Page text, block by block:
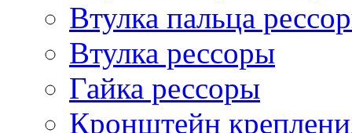
Втулка пальца
Втулка рессоры
Гайка рессоры
Кронштейн